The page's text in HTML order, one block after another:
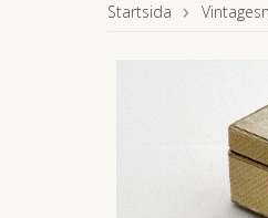
Startsida